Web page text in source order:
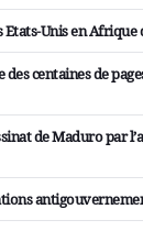
Unis en Afrique
centaines de
de Maduro par